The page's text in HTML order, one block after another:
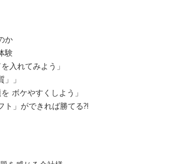
か
験
入れてみよう」
」
ボケやすくしよう」
」ができれば勝てる?!